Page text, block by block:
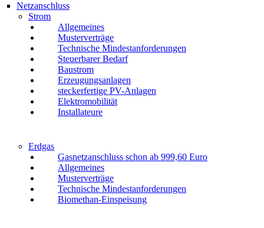
Netzanschluss
Strom
Allgemeines
Musterverträge
Technische Mindestanforderungen
Steuerbarer Bedarf
Baustrom
Erzeugungsanlagen
steckerfertige PV-Anlagen
Elektromobilität
Installateure
Erdgas
Gasnetzanschluss schon ab 999,60 Euro
Allgemeines
Musterverträge
Technische Mindestanforderungen
Biomethan-Einspeisung